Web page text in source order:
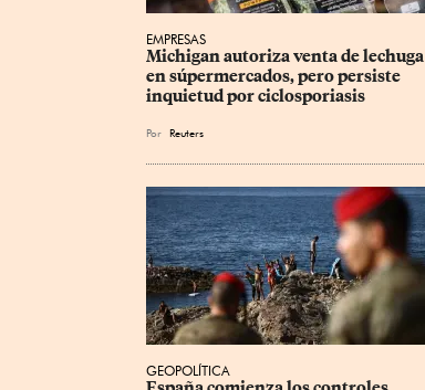
EMPRESAS
Michigan autoriza venta de lechuga
en súpermercados, pero persiste
inquietud por ciclosporiasis
Por Reuters
GEOPOLÍTICA